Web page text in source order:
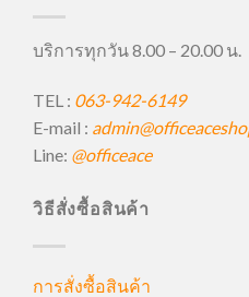
บริการทุกวัน 8.00 – 20.00 น.
TEL : 063-942-6149
E-mail :
Line: @officeace
วิธีสั่งซื้อสินค้า
การสั่งซื้อสินค้า